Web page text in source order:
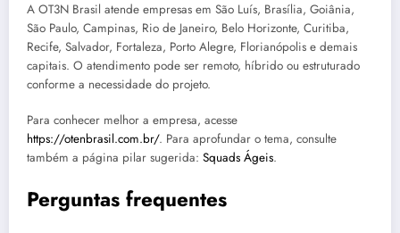
A OT3N Brasil atende empresas em São Luís, Brasília, Goiânia,
São Paulo, Campinas, Rio de Janeiro, Belo Horizonte, Curitiba,
Recife, Salvador, Fortaleza, Porto Alegre, Florianópolis e demais
capitais. O atendimento pode ser remoto, híbrido ou estruturado
conforme a necessidade do projeto.
Para conhecer melhor a empresa, acesse
https://otenbrasil.com.br/. Para aprofundar o tema, consulte
também a página pilar sugerida: Squads Ágeis.
Perguntas frequentes